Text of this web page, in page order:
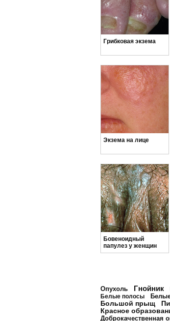
Грибковая экзема
Экзема на лице
Бовеноидный
папулез у женщин
Опухоль Гнойник
Белые полосы
Большой прыщ
Красное
Доброкачественная